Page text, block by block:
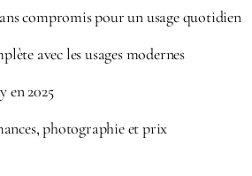
compromis pour un usage quotidien
avec les usages modernes
en 2025
photographie et prix